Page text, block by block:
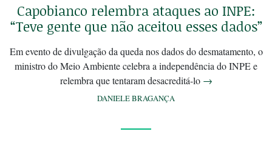
Capobianco relembra ataques ao INPE:
“Teve gente que não aceitou esses dados”
Em evento de divulgação da queda nos dados do desmatamento, o
ministro do Meio Ambiente celebra a independência do INPE e
relembra que tentaram desacreditá-lo →
DANIELE BRAGANÇA